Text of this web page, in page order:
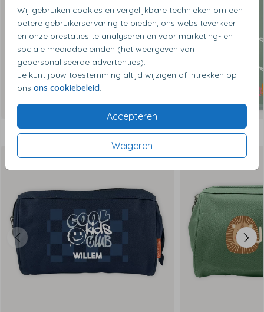
Wij gebruiken cookies en vergelijkbare technieken om een
betere gebruikerservaring te bieden, ons websiteverkeer
en onze prestaties te analyseren en voor marketing- en
sociale mediadoeleinden (het weergeven van
gepersonaliseerde advertenties).
Je kunt jouw toestemming altijd wijzigen of intrekken op
ons ons cookiebeleid
Accepteren
Weigeren
Dit vind je misschien ook leuk